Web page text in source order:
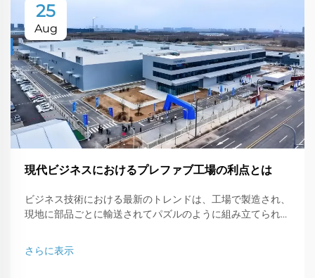
25
Aug
現代ビジネスにおけるプレファブ工場の利点とは
ビジネス技術における最新のトレンドは、工場で製造され、
現地に部品ごとに輸送されてパズルのように組み立てられる
は、...に最適な解決策です。
さらに表示